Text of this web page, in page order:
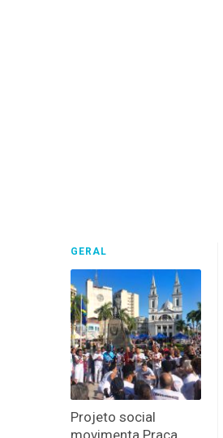
GERAL
Projeto social